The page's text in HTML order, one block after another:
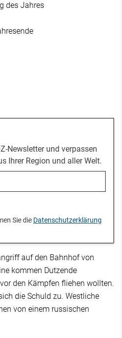
des Jahres
Newsletter und verpassen
Ihrer Region und aller Welt.
Sie die Datenschutzerklärung
auf den Bahnhof von
kommen Dutzende
den Kämpfen fliehen wollten.
die Schuld zu. Westliche
von einem russischen